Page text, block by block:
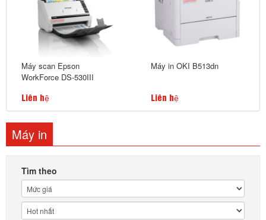
Máy scan Epson
WorkForce DS-530III
Liên hệ
Máy in OKI B513dn
Liên hệ
Máy in
Tìm theo